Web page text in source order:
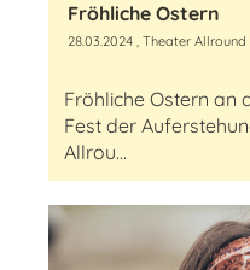
Fröhliche Ostern
28.03.2024 , Theater Allround
Fröhliche Ostern an
Fest der
Allrou...